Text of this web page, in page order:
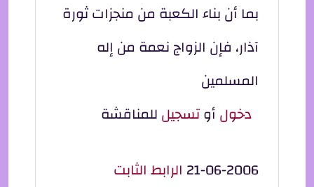
بما أن بناء الكعبة من منجزات ثورة
آذار، فإن الزواج نعمة من إله
المسلمين
دخولأوتسجيلللمناقشة
21-06-2006 الرابط الثابت